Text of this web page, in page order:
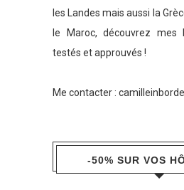
les Landes mais aussi la
le Maroc, découvrez mes
testés et approuvés !
Me contacter :
-50% SUR VOS